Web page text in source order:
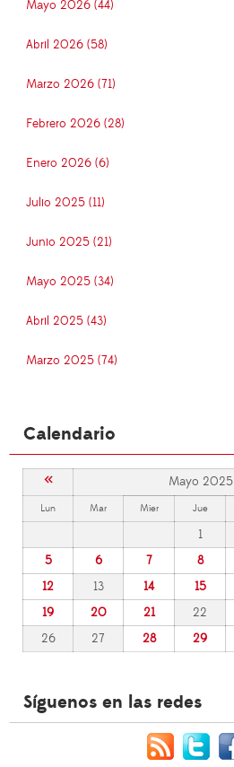
Mayo 2026 (44)
Abril 2026 (58)
Marzo 2026 (71)
Febrero 2026 (28)
Enero 2026 (6)
Julio 2025 (11)
Junio 2025 (21)
Mayo 2025 (34)
Abril 2025 (43)
Marzo 2025 (74)
Calendario
« Mayo 2025
Lun Mar Mier Jue
1
5
6 7 8
12
13 14 15
19
20 21 22
26
27 28 29
Síguenos en las redes